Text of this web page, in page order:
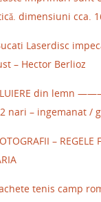
dimensiuni cca.
Laserdisc
– Hector Berlioz
din lemn
nari – ingemanat /
–
tenis camp